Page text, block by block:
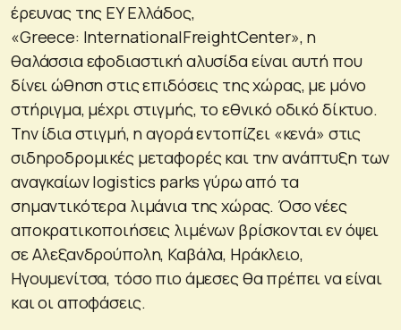
έρευνας της EY Ελλάδος,
«Greece: InternationalFreightCenter», η
θαλάσσια εφοδιαστική αλυσίδα είναι αυτή που
δίνει ώθηση στις επιδόσεις της χώρας, με μόνο
στήριγμα, μέχρι στιγμής, το εθνικό οδικό δίκτυο.
Την ίδια στιγμή, η αγορά εντοπίζει «κενά» στις
σιδηροδρομικές μεταφορές και την ανάπτυξη των
αναγκαίων logistics parks γύρω από τα
σημαντικότερα λιμάνια της χώρας. Όσο νέες
αποκρατικοποιήσεις λιμένων βρίσκονται εν όψει
σε Αλεξανδρούπολη, Καβάλα, Ηράκλειο,
Ηγουμενίτσα, τόσο πιο άμεσες θα πρέπει να είναι
και οι αποφάσεις.